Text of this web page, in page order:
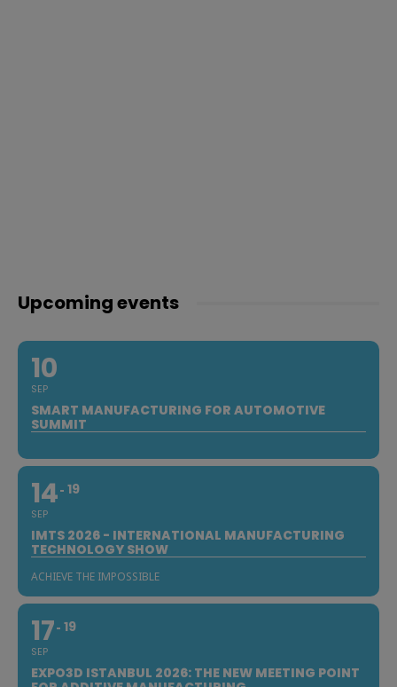
Upcoming events
10
SEP
SMART MANUFACTURING FOR AUTOMOTIVE
SUMMIT
14
SEP
19
IMTS 2026 - INTERNATIONAL MANUFACTURING
TECHNOLOGY SHOW
ACHIEVE THE IMPOSSIBLE
17
SEP
19
EXPO3D ISTANBUL 2026: THE NEW MEETING POINT